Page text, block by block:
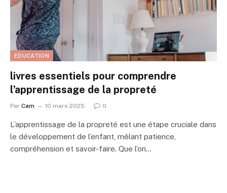
EDUCATION
livres essentiels pour comprendre
l’apprentissage de la propreté
Par Cam 10 mars 2025 0
L’apprentissage de la propreté est une étape cruciale dans
le développement de l’enfant, mêlant patience,
compréhension et savoir-faire. Que l’on…